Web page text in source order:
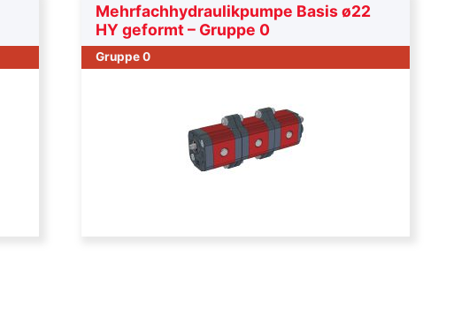
Mehrfachhydraulikpumpe Basis ø22
HY geformt – Gruppe 0
Gruppe 0